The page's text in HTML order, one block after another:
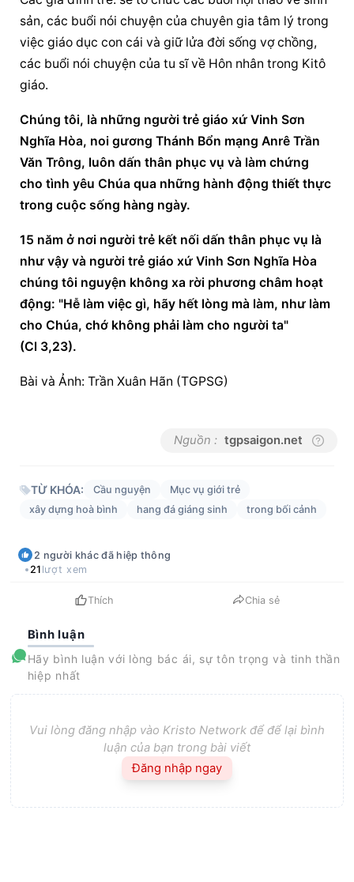
sản, các buổi nói chuyện của chuyên gia tâm lý trong
việc giáo dục con cái và giữ lửa đời sống vợ chồng,
các buổi nói chuyện của tu sĩ về Hôn nhân trong Kitô
giáo.
Chúng tôi, là những người trẻ giáo xứ Vinh Sơn
Nghĩa Hòa, noi gương Thánh Bổn mạng Anrê Trần
Văn Trông, luôn dấn thân phục vụ và làm chứng
cho tình yêu Chúa qua những hành động thiết thực
trong cuộc sống hàng ngày.
15 năm ở nơi người trẻ kết nối dấn thân phục vụ là
như vậy và người trẻ giáo xứ Vinh Sơn Nghĩa Hòa
chúng tôi nguyện không xa rời phương châm hoạt
động: "Hễ làm việc gì, hãy hết lòng mà làm, như làm
cho Chúa, chớ không phải làm cho người ta"
(Cl 3,23).
Bài và Ảnh: Trần Xuân Hãn (TGPSG)
Nguồn : tgpsaigon.net
TỪ KHÓA: Cầu nguyện
Mục vụ giới trẻ
xây dựng hoà bình
hang đá giáng sinh trong bối cảnh
2 người khác đã hiệp thông
21 lượt xem
Thích Chia sẻ
Bình luận
Hãy bình luận với lòng bác ái, sự tôn trọng và tinh thần
hiệp nhất
Vui lòng đăng nhập vào Kristo Network để để lại bình
luận của bạn trong bài viết
Đăng nhập ngay